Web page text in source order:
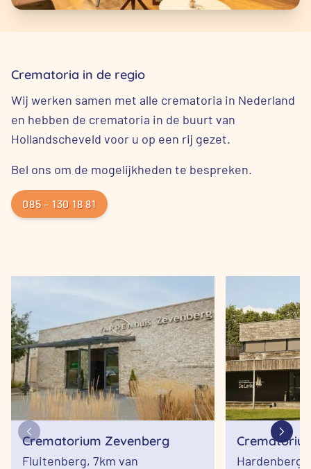
Crematoria in de regio
Wij werken samen met alle crematoria in Nederland
en hebben de crematoria in de buurt van
Hollandscheveld voor u op een rij gezet.
Bel ons om de mogelijkheden te bespreken.
085 – 130 18 81
Crematorium Zevenberg
Fluitenberg, 7km van
Hardenberg
Hardenberg,